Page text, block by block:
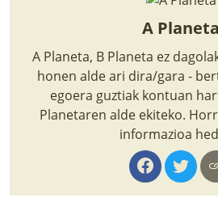
BIZI BARATZEA LIBURUA
SENDABELARRAK
ETXEKO LANDAREAK
LANDAREPEDIA
A Planeta
A Planeta, B Planeta ez
honen alde ari dira/gara -
egoera guztiak kontuan
Planetaren alde ekiteko.
informazioa